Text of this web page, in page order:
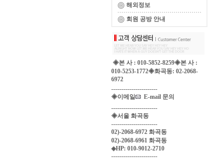
해외정보
회원 공방 안내
◈본 사 : 010-5852-8259◈본 사 :
010-5253-1772◈화곡동: 02-2068-
6972
-----------------------
◈이메일
E-mail 문의
-----------------------
◈서울 화곡동
-----------------------
02)-2068-6972 화곡동
02)-2068-6961 화곡동
◈HP: 010-9012-2710
-----------------------